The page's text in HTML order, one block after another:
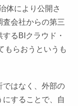
体により公開さ
査会社からの第三
るBIクラウド・
もらおうというも
ではなく、外部の
することで、自